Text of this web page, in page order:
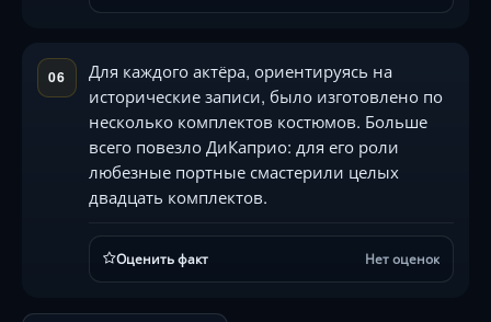
06
Для каждого актёра, ориентируясь на
исторические записи, было изготовлено по
несколько комплектов костюмов. Больше
всего повезло ДиКаприо: для его роли
любезные портные смастерили целых
двадцать комплектов.
Оценить факт Нет оценок